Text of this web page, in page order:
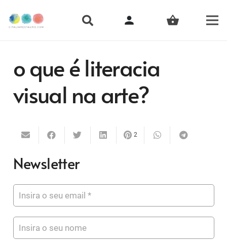
person shopping_basket
o que é literacia
visual na arte?
2
Newsletter